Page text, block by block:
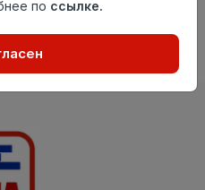
сайте. Проверяйте
по ссылке.